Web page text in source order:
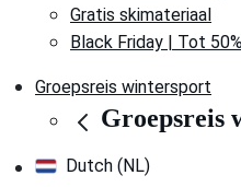
Gratis skimateriaal
Black Friday | Tot
Groepsreis wintersport
Groepsreis
Dutch (NL)